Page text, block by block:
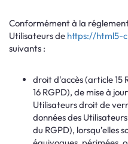
Conformément à la
Utilisateurs de https://html5-
suivants :
droit d'accès (article 15
16 RGPD), de mise à
Utilisateurs droit de
données des
du RGPD), lorsqu’elles